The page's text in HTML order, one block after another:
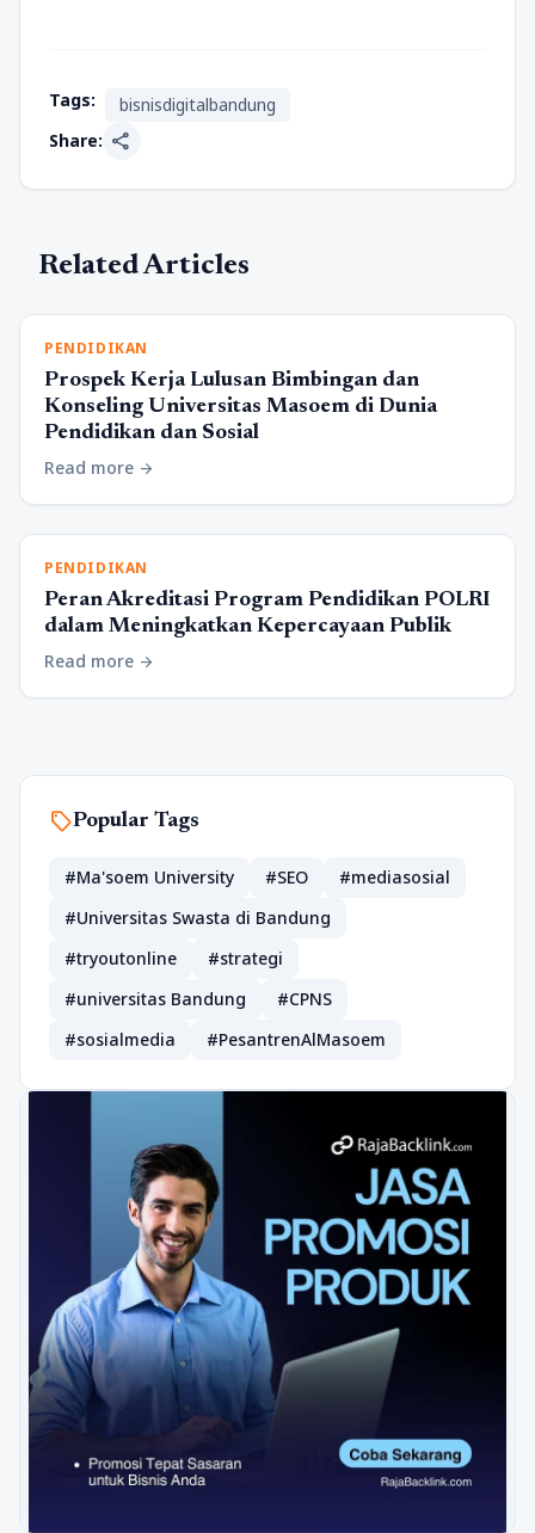
Tags:
bisnisdigitalbandung
Share: share
Related Articles
PENDIDIKAN
Prospek Kerja Lulusan Bimbingan dan
Konseling Universitas Masoem di Dunia
Pendidikan dan Sosial
Read more arrow_forward
PENDIDIKAN
Peran Akreditasi Program Pendidikan POLRI
dalam Meningkatkan Kepercayaan Publik
Read more arrow_forward
sellPopular Tags
#Ma'soem University #SEO
#mediasosial
#Universitas Swasta di Bandung
#tryoutonline
#strategi
#universitas Bandung
#CPNS
#sosialmedia
#PesantrenAlMasoem